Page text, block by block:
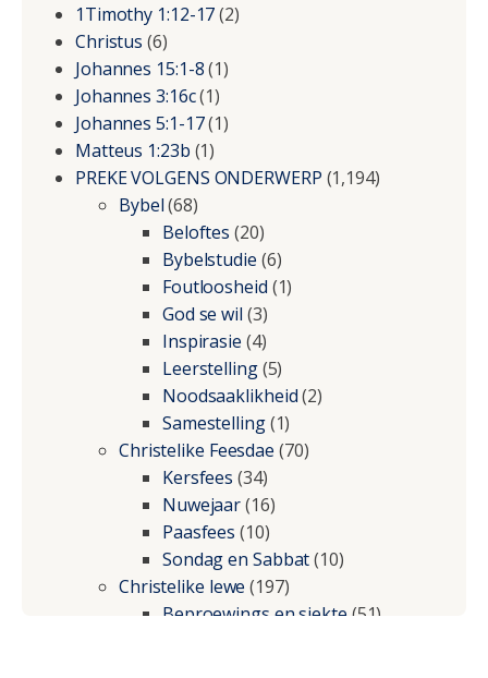
1Timothy 1:12-17(2)
Christus (6)
Johannes 15:1-8(1)
Johannes 3:16c(1)
Johannes 5:1-17(1)
Matteus 1:23b (1)
PREKE VOLGENS ONDERWERP (1,194)
Bybel(68)
Beloftes (20)
Bybelstudie (6)
Foutloosheid (1)
God se wil (3)
Inspirasie (4)
Leerstelling(5)
Noodsaaklikheid(2)
Samestelling(1)
Christelike Feesdae (70)
Kersfees (34)
Nuwejaar(16)
Paasfees (10)
Sondag en Sabbat(10)
Christelike lewe (197)
Beproewings en siekte(51)